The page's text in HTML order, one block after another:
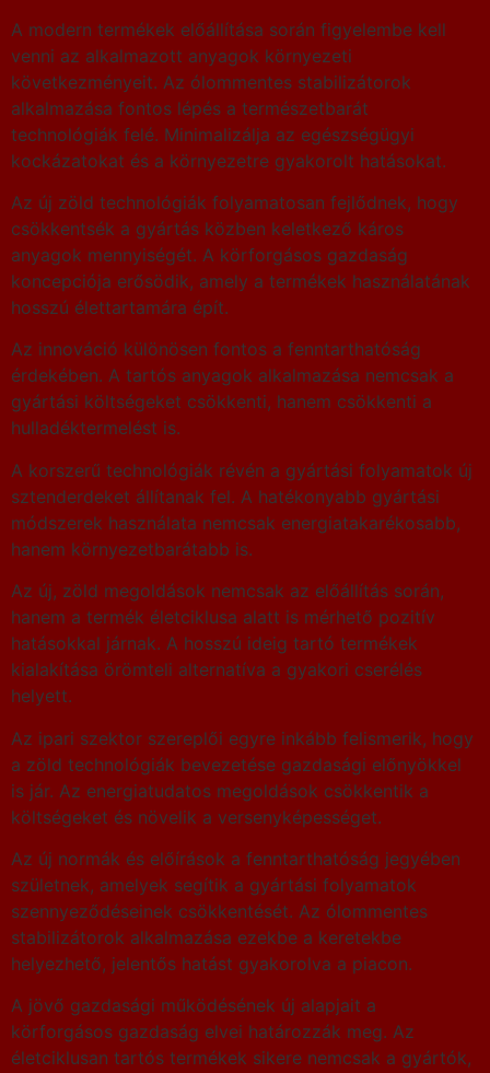
A modern termékek előállítása során figyelembe kell
venni az alkalmazott anyagok környezeti
következményeit. Az ólommentes stabilizátorok
alkalmazása fontos lépés a természetbarát
technológiák felé. Minimalizálja az egészségügyi
kockázatokat és a környezetre gyakorolt hatásokat.
Az új zöld technológiák folyamatosan fejlődnek, hogy
csökkentsék a gyártás közben keletkező káros
anyagok mennyiségét. A körforgásos gazdaság
koncepciója erősödik, amely a termékek használatának
hosszú élettartamára épít.
Az innováció különösen fontos a fenntarthatóság
érdekében. A tartós anyagok alkalmazása nemcsak a
gyártási költségeket csökkenti, hanem csökkenti a
hulladéktermelést is.
A korszerű technológiák révén a gyártási folyamatok új
sztenderdeket állítanak fel. A hatékonyabb gyártási
módszerek használata nemcsak energiatakarékosabb,
hanem környezetbarátabb is.
Az új, zöld megoldások nemcsak az előállítás során,
hanem a termék életciklusa alatt is mérhető pozitív
hatásokkal járnak. A hosszú ideig tartó termékek
kialakítása örömteli alternatíva a gyakori cserélés
helyett.
Az ipari szektor szereplői egyre inkább felismerik, hogy
a zöld technológiák bevezetése gazdasági előnyökkel
is jár. Az energiatudatos megoldások csökkentik a
költségeket és növelik a versenyképességet.
Az új normák és előírások a fenntarthatóság jegyében
születnek, amelyek segítik a gyártási folyamatok
szennyeződéseinek csökkentését. Az ólommentes
stabilizátorok alkalmazása ezekbe a keretekbe
helyezhető, jelentős hatást gyakorolva a piacon.
A jövő gazdasági működésének új alapjait a
körforgásos gazdaság elvei határozzák meg. Az
életciklusan tartós termékek sikere nemcsak a gyártók,